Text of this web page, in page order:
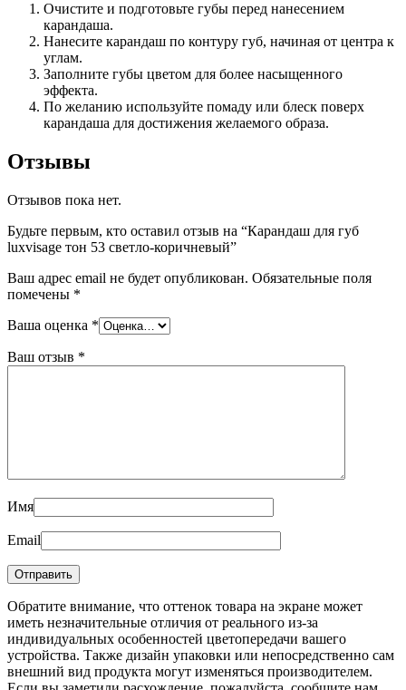
Очистите и подготовьте губы перед нанесением
карандаша.
Нанесите карандаш по контуру губ, начиная от центра к
углам.
Заполните губы цветом для более насыщенного
эффекта.
По желанию используйте помаду или блеск поверх
карандаша для достижения желаемого образа.
Отзывы
Отзывов пока нет.
Будьте первым, кто оставил отзыв на “Карандаш для губ
luxvisage тон 53 светло-коричневый”
Ваш адрес email не будет опубликован. Обязательные поля
помечены *
Ваша оценка *
Ваш отзыв *
Имя
Email
Обратите внимание, что оттенок товара на экране может
иметь незначительные отличия от реального из-за
индивидуальных особенностей цветопередачи вашего
устройства. Также дизайн упаковки или непосредственно сам
внешний вид продукта могут изменяться производителем.